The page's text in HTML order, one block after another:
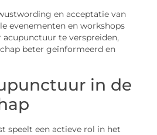
en acceptatie van
evenementen en workshops
acupunctuur te verspreiden,
beter geïnformeerd en
in de
speelt een actieve rol in het